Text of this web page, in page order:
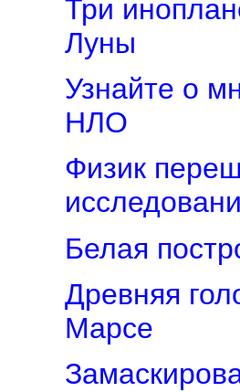
Три
Луны
Узнайте о
НЛО
Физик
Белая
Древняя
Марсе